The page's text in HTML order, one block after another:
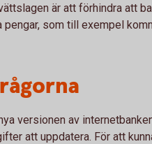
är att förhindra att
som till exempel
versionen av
att uppdatera. För att